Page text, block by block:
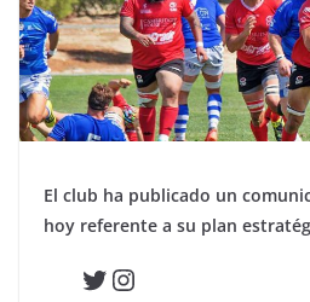
El club ha publicado un
hoy referente a su plan
Twitter
Instagram